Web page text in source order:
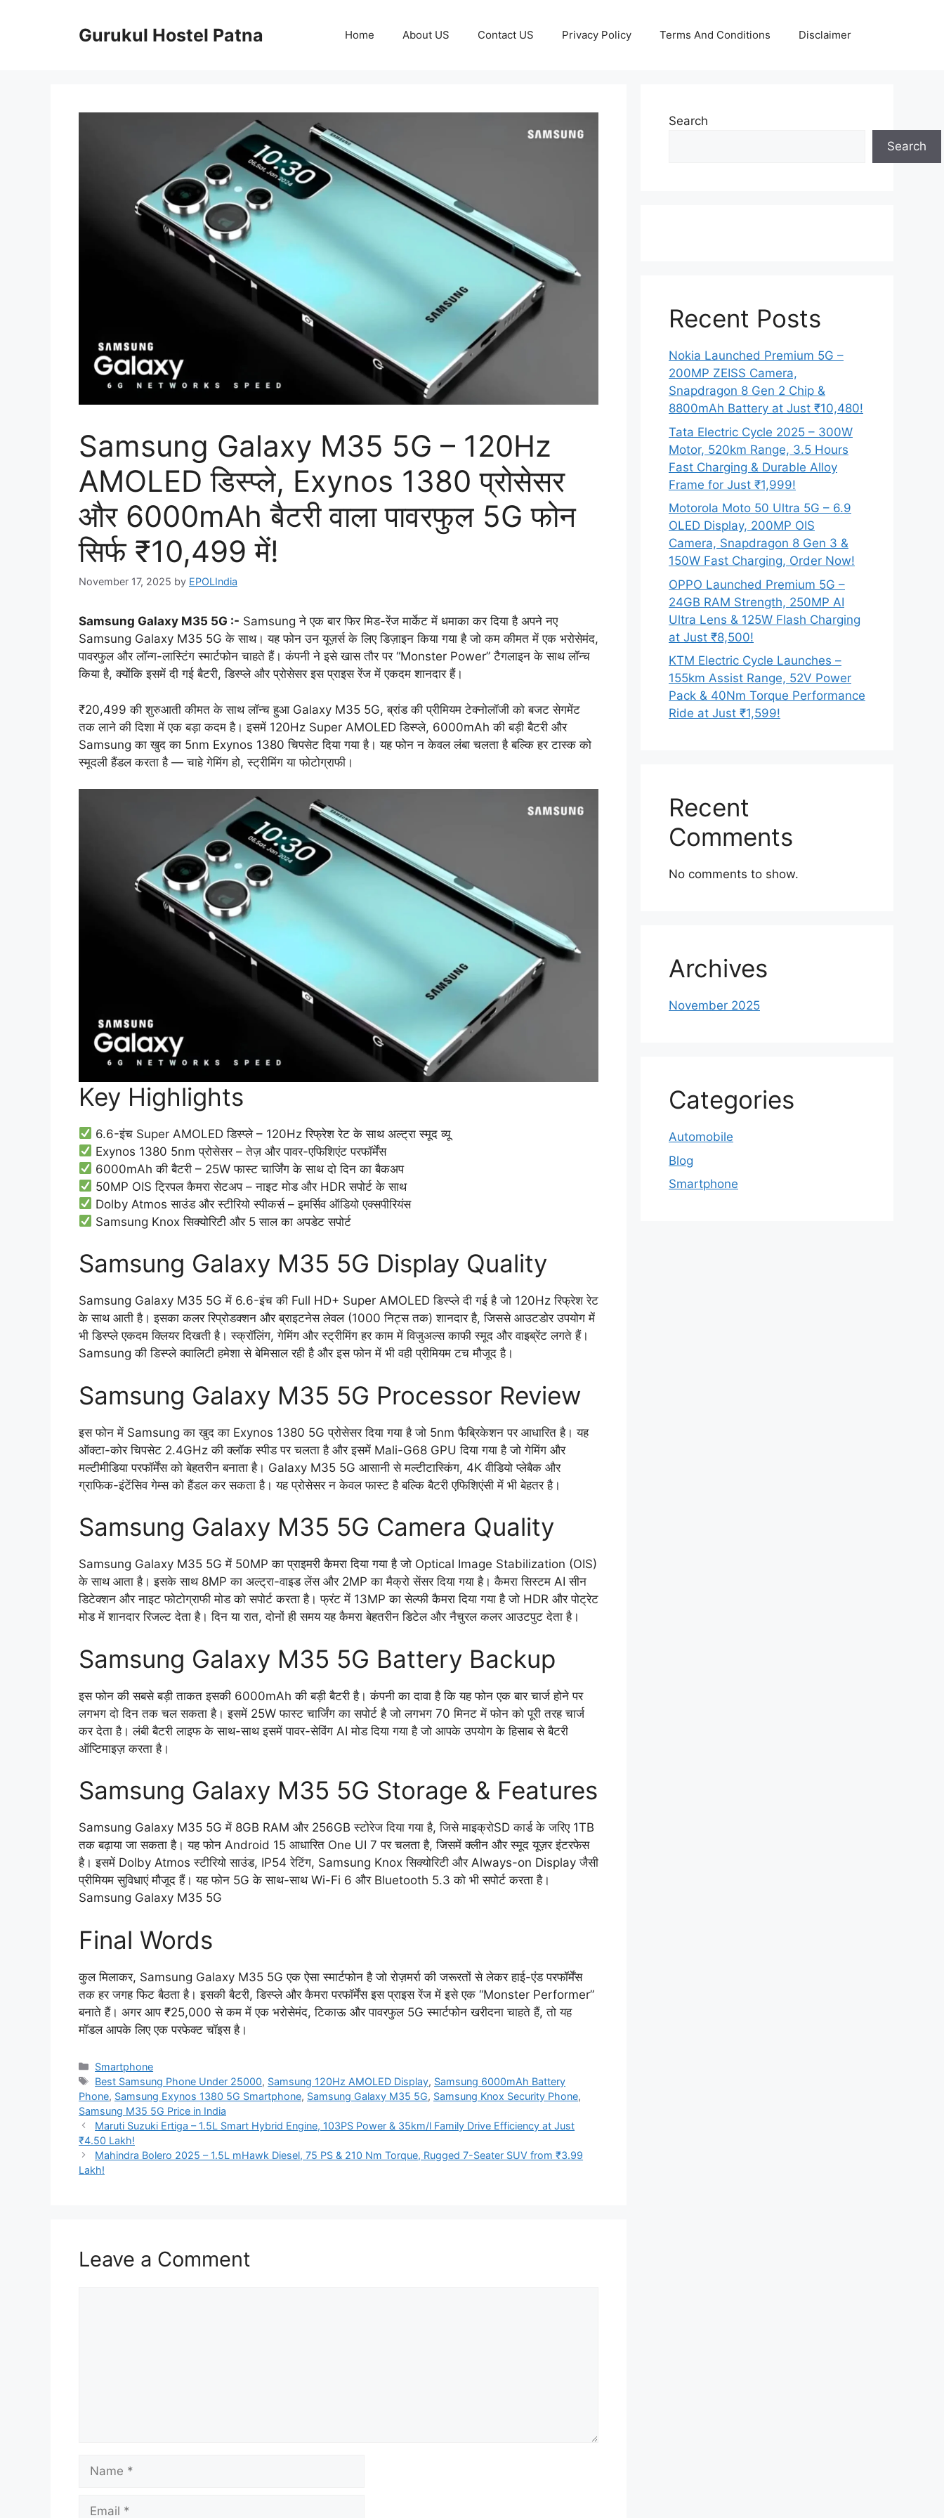
Gurukul Hostel Patna Home About US Contact US Privacy Policy Terms And Conditions Disclaimer
Samsung Galaxy M35 5G – 120Hz
AMOLED डिस्प्ले, Exynos 1380 प्रोसेसर
और 6000mAh बैटरी वाला पावरफुल 5G फोन
सिर्फ ₹10,499 में!
November 17, 2025 by EPOLIndia
Samsung Galaxy M35 5G :- Samsung ने एक बार फिर मिड-रेंज मार्केट में धमाका कर दिया है अपने नए
Samsung Galaxy M35 5G के साथ। यह फोन उन यूज़र्स के लिए डिज़ाइन किया गया है जो कम कीमत में एक भरोसेमंद,
पावरफुल और लॉन्ग-लास्टिंग स्मार्टफोन चाहते हैं। कंपनी ने इसे खास तौर पर “Monster Power” टैगलाइन के साथ लॉन्च
किया है, क्योंकि इसमें दी गई बैटरी, डिस्प्ले और प्रोसेसर इस प्राइस रेंज में एकदम शानदार हैं।
₹20,499 की शुरुआती कीमत के साथ लॉन्च हुआ Galaxy M35 5G, ब्रांड की प्रीमियम टेक्नोलॉजी को बजट सेगमेंट
तक लाने की दिशा में एक बड़ा कदम है। इसमें 120Hz Super AMOLED डिस्प्ले, 6000mAh की बड़ी बैटरी और
Samsung का खुद का 5nm Exynos 1380 चिपसेट दिया गया है। यह फोन न केवल लंबा चलता है बल्कि हर टास्क को
स्मूदली हैंडल करता है — चाहे गेमिंग हो, स्ट्रीमिंग या फोटोग्राफी।
Key Highlights
6.6-इंच Super AMOLED डिस्प्ले – 120Hz रिफ्रेश रेट के साथ अल्ट्रा स्मूद व्यू
Exynos 1380 5nm प्रोसेसर – तेज़ और पावर-एफिशिएंट परफॉर्मेंस
6000mAh की बैटरी – 25W फास्ट चार्जिंग के साथ दो दिन का बैकअप
50MP OIS ट्रिपल कैमरा सेटअप – नाइट मोड और HDR सपोर्ट के साथ
Dolby Atmos साउंड और स्टीरियो स्पीकर्स – इमर्सिव ऑडियो एक्सपीरियंस
Samsung Knox सिक्योरिटी और 5 साल का अपडेट सपोर्ट
Samsung Galaxy M35 5G Display Quality
Samsung Galaxy M35 5G में 6.6-इंच की Full HD+ Super AMOLED डिस्प्ले दी गई है जो 120Hz रिफ्रेश रेट
के साथ आती है। इसका कलर रिप्रोडक्शन और ब्राइटनेस लेवल (1000 निट्स तक) शानदार है, जिससे आउटडोर उपयोग में
भी डिस्प्ले एकदम क्लियर दिखती है। स्क्रॉलिंग, गेमिंग और स्ट्रीमिंग हर काम में विजुअल्स काफी स्मूद और वाइब्रेंट लगते हैं।
Samsung की डिस्प्ले क्वालिटी हमेशा से बेमिसाल रही है और इस फोन में भी वही प्रीमियम टच मौजूद है।
Samsung Galaxy M35 5G Processor Review
इस फोन में Samsung का खुद का Exynos 1380 5G प्रोसेसर दिया गया है जो 5nm फैब्रिकेशन पर आधारित है। यह
ऑक्टा-कोर चिपसेट 2.4GHz की क्लॉक स्पीड पर चलता है और इसमें Mali-G68 GPU दिया गया है जो गेमिंग और
मल्टीमीडिया परफॉर्मेंस को बेहतरीन बनाता है। Galaxy M35 5G आसानी से मल्टीटास्किंग, 4K वीडियो प्लेबैक और
ग्राफिक-इंटेंसिव गेम्स को हैंडल कर सकता है। यह प्रोसेसर न केवल फास्ट है बल्कि बैटरी एफिशिएंसी में भी बेहतर है।
Samsung Galaxy M35 5G Camera Quality
Samsung Galaxy M35 5G में 50MP का प्राइमरी कैमरा दिया गया है जो Optical Image Stabilization (OIS)
के साथ आता है। इसके साथ 8MP का अल्ट्रा-वाइड लेंस और 2MP का मैक्रो सेंसर दिया गया है। कैमरा सिस्टम AI सीन
डिटेक्शन और नाइट फोटोग्राफी मोड को सपोर्ट करता है। फ्रंट में 13MP का सेल्फी कैमरा दिया गया है जो HDR और पोट्रेट
मोड में शानदार रिजल्ट देता है। दिन या रात, दोनों ही समय यह कैमरा बेहतरीन डिटेल और नैचुरल कलर आउटपुट देता है।
Samsung Galaxy M35 5G Battery Backup
इस फोन की सबसे बड़ी ताकत इसकी 6000mAh की बड़ी बैटरी है। कंपनी का दावा है कि यह फोन एक बार चार्ज होने पर
लगभग दो दिन तक चल सकता है। इसमें 25W फास्ट चार्जिंग का सपोर्ट है जो लगभग 70 मिनट में फोन को पूरी तरह चार्ज
कर देता है। लंबी बैटरी लाइफ के साथ-साथ इसमें पावर-सेविंग AI मोड दिया गया है जो आपके उपयोग के हिसाब से बैटरी
ऑप्टिमाइज़ करता है।
Samsung Galaxy M35 5G Storage & Features
Samsung Galaxy M35 5G में 8GB RAM और 256GB स्टोरेज दिया गया है, जिसे माइक्रोSD कार्ड के जरिए 1TB
तक बढ़ाया जा सकता है। यह फोन Android 15 आधारित One UI 7 पर चलता है, जिसमें क्लीन और स्मूद यूज़र इंटरफेस
है। इसमें Dolby Atmos स्टीरियो साउंड, IP54 रेटिंग, Samsung Knox सिक्योरिटी और Always-on Display जैसी
प्रीमियम सुविधाएं मौजूद हैं। यह फोन 5G के साथ-साथ Wi-Fi 6 और Bluetooth 5.3 को भी सपोर्ट करता है।
Samsung Galaxy M35 5G
Final Words
कुल मिलाकर, Samsung Galaxy M35 5G एक ऐसा स्मार्टफोन है जो रोज़मर्रा की जरूरतों से लेकर हाई-एंड परफॉर्मेंस
तक हर जगह फिट बैठता है। इसकी बैटरी, डिस्प्ले और कैमरा परफॉर्मेंस इस प्राइस रेंज में इसे एक “Monster Performer”
बनाते हैं। अगर आप ₹25,000 से कम में एक भरोसेमंद, टिकाऊ और पावरफुल 5G स्मार्टफोन खरीदना चाहते हैं, तो यह
मॉडल आपके लिए एक परफेक्ट चॉइस है।
Categories
Smartphone
Tags
Best Samsung Phone Under 25000, Samsung 120Hz AMOLED Display, Samsung 6000mAh Battery
Phone, Samsung Exynos 1380 5G Smartphone, Samsung Galaxy M35 5G, Samsung Knox Security Phone,
Samsung M35 5G Price in India
Maruti Suzuki Ertiga – 1.5L Smart Hybrid Engine, 103PS Power & 35km/l Family Drive Efficiency at Just
₹4.50 Lakh!
Mahindra Bolero 2025 – 1.5L mHawk Diesel, 75 PS & 210 Nm Torque, Rugged 7-Seater SUV from ₹3.99
Lakh!
Leave a Comment
Search
Search
Recent Posts
Nokia Launched Premium 5G –
200MP ZEISS Camera,
Snapdragon 8 Gen 2 Chip &
8800mAh Battery at Just ₹10,480!
Tata Electric Cycle 2025 – 300W
Motor, 520km Range, 3.5 Hours
Fast Charging & Durable Alloy
Frame for Just ₹1,999!
Motorola Moto 50 Ultra 5G – 6.9
OLED Display, 200MP OIS
Camera, Snapdragon 8 Gen 3 &
150W Fast Charging, Order Now!
OPPO Launched Premium 5G –
24GB RAM Strength, 250MP AI
Ultra Lens & 125W Flash Charging
at Just ₹8,500!
KTM Electric Cycle Launches –
155km Assist Range, 52V Power
Pack & 40Nm Torque Performance
Ride at Just ₹1,599!
Recent
Comments
No comments to show.
Archives
November 2025
Categories
Automobile
Blog
Smartphone